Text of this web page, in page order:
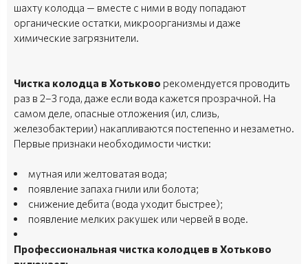
шахту колодца — вместе с ними в воду попадают
органические остатки, микроорганизмы и даже
химические загрязнители.
Чистка колодца в Хотьково рекомендуется проводить
раз в 2–3 года, даже если вода кажется прозрачной. На
самом деле, опасные отложения (ил, слизь,
железобактерии) накапливаются постепенно и незаметно.
Первые признаки необходимости чистки:
мутная или желтоватая вода;
появление запаха гнили или болота;
снижение дебита (вода уходит быстрее);
появление мелких ракушек или червей в воде.
Профессиональная чистка колодцев в Хотьково